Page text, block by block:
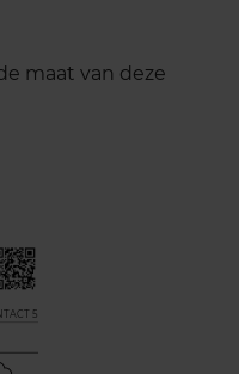
maat van deze
5